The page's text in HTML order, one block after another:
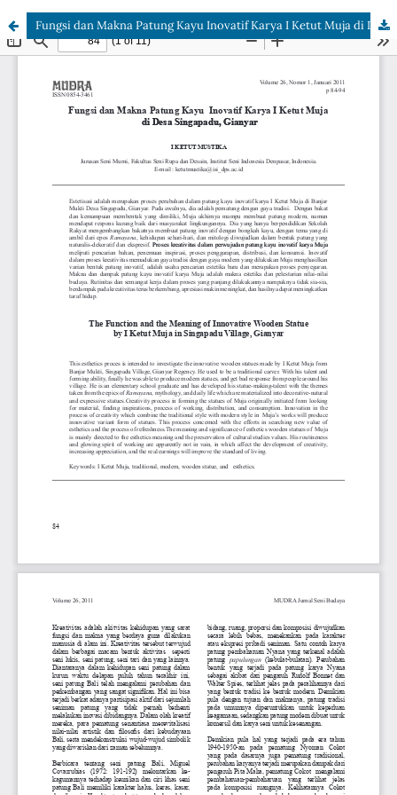
Fungsi dan Makna Patung Kayu Inovatif Karya I Ketut Muja di Desa Singapadu, Gianyar